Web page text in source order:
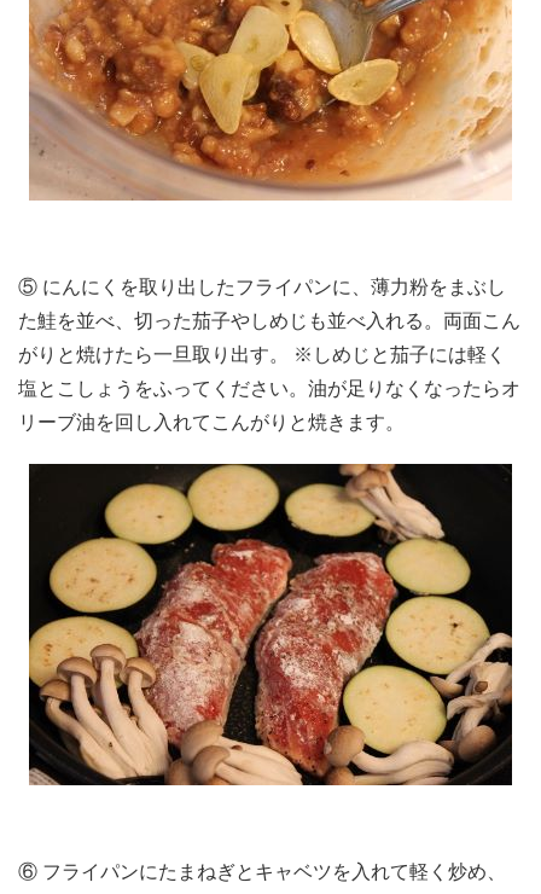
⑤ にんにくを取り出したフライパンに、薄力粉をまぶし
た鮭を並べ、切った茄子やしめじも並べ入れる。両面こん
がりと焼けたら一旦取り出す。 ※しめじと茄子には軽く
塩とこしょうをふってください。油が足りなくなったらオ
リーブ油を回し入れてこんがりと焼きます。
⑥ フライパンにたまねぎとキャベツを入れて軽く炒め、